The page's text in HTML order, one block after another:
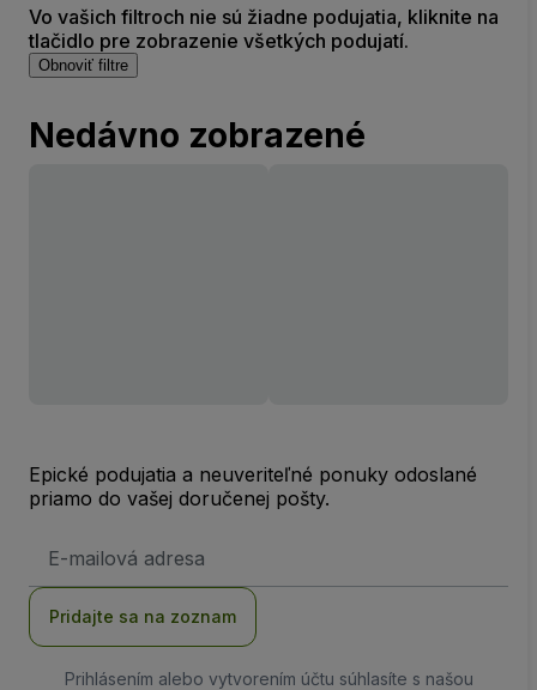
Vo vašich filtroch nie sú žiadne podujatia, kliknite na
tlačidlo pre zobrazenie všetkých podujatí.
Obnoviť filtre
Nedávno zobrazené
Epické podujatia a neuveriteľné ponuky odoslané
priamo do vašej doručenej pošty.
mailová
Pridajte sa na zoznam
Prihlásením alebo vytvorením účtu súhlasíte s našou